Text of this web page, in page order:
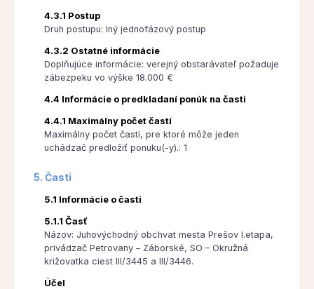
4.3.1 Postup
Druh postupu: Iný jednofázový postup
4.3.2 Ostatné informácie
Doplňujúce informácie: verejný obstarávateľ požaduje
zábezpeku vo výške 18.000 €
4.4 Informácie o predkladaní ponúk na časti
4.4.1 Maximálny počet častí
Maximálny počet častí, pre ktoré môže jeden
uchádzač predložiť ponuku(-y).: 1
5. Časti
5.1 Informácie o časti
5.1.1 Časť
Názov: Juhovýchodný obchvat mesta Prešov I.etapa,
privádzač Petrovany – Záborské, SO – Okružná
križovatka ciest III/3445 a III/3446.
Účel